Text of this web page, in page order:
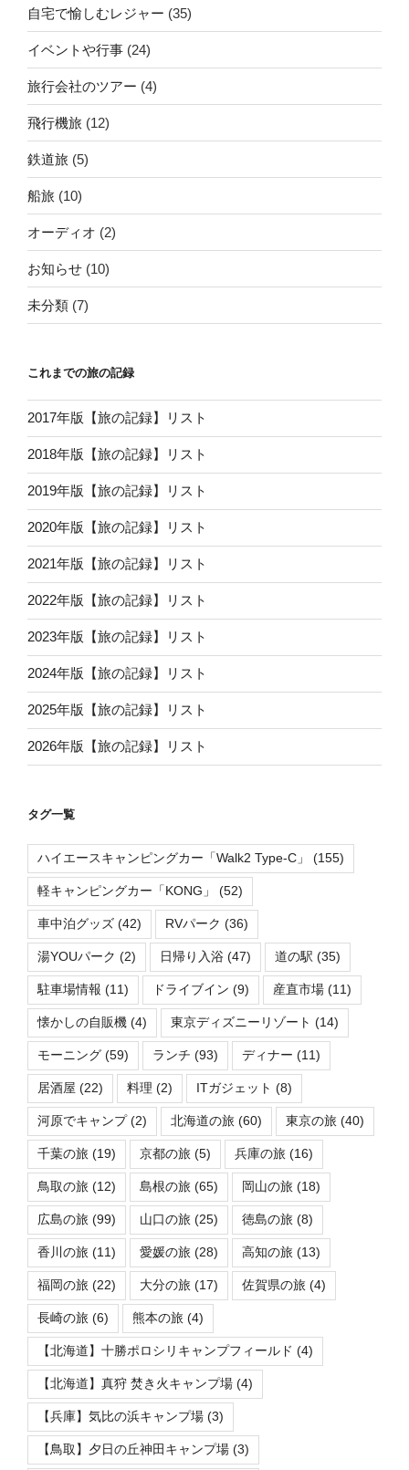
自宅で愉しむレジャー (35)
イベントや行事 (24)
旅行会社のツアー (4)
飛行機旅 (12)
鉄道旅 (5)
船旅 (10)
オーディオ (2)
お知らせ (10)
未分類 (7)
これまでの旅の記録
2017年版【旅の記録】リスト
2018年版【旅の記録】リスト
2019年版【旅の記録】リスト
2020年版【旅の記録】リスト
2021年版【旅の記録】リスト
2022年版【旅の記録】リスト
2023年版【旅の記録】リスト
2024年版【旅の記録】リスト
2025年版【旅の記録】リスト
2026年版【旅の記録】リスト
タグ一覧
ハイエースキャンピングカー「Walk2 Type-C」 (155)
軽キャンピングカー「KONG」 (52)
車中泊グッズ (42) RVパーク (36)
湯YOUパーク (2) 日帰り入浴 (47) 道の駅 (35)
駐車場情報 (11) ドライブイン (9) 産直市場 (11)
懐かしの自販機 (4) 東京ディズニーリゾート (14)
モーニング (59) ランチ (93) ディナー (11)
居酒屋 (22) 料理 (2) ITガジェット (8)
河原でキャンプ(2) 北海道の旅 (60) 東京の旅 (40)
千葉の旅 (19) 京都の旅 (5) 兵庫の旅 (16)
鳥取の旅 (12) 島根の旅 (65) 岡山の旅 (18)
広島の旅 (99) 山口の旅 (25) 徳島の旅 (8)
香川の旅 (11) 愛媛の旅 (28) 高知の旅 (13)
福岡の旅 (22) 大分の旅 (17) 佐賀県の旅 (4)
長崎の旅 (6) 熊本の旅 (4)
【北海道】十勝ポロシリキャンプフィールド (4)
【北海道】真狩 焚き火キャンプ場 (4)
【兵庫】気比の浜キャンプ場 (3)
【鳥取】夕日の丘神田キャンプ場 (3)